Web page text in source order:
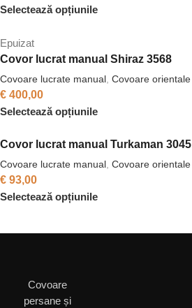
Selectează opțiunile
Epuizat
Covor lucrat manual Shiraz 3568
Covoare lucrate manual, Covoare orientale
€ 400,00
Selectează opțiunile
Covor lucrat manual Turkaman 3045
Covoare lucrate manual, Covoare orientale
€ 93,00
Selectează opțiunile
Covoare
persane și